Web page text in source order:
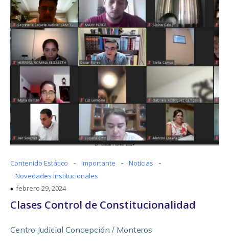
Contenido Estático - Importante - Noticias -
Novedades Institucionales
febrero 29, 2024
Clases Control de Constitucionalidad
Centro Judicial Concepción / Monteros